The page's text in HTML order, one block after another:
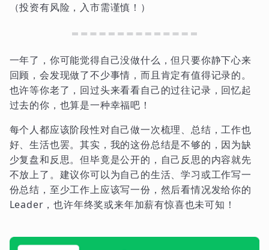
（投资有风险，入市需谨慎！）
一年了，你可能觉得自己没做什么，但只要你静下心来
回顾，会发现做了不少事情，而且肯定有值得记录的。
也许等你老了，回过头来看看自己的过往记录，回忆起
过去的你，也算是一种幸福吧！
每个人都应该阶段性对自己做一次梳理、总结，工作也
好、生活也罢。其实，我的这份总结是不够的，因为缺
少复盘和反思。但毕竟是公开的，自己反思的内容就先
不放上了。建议你可以为自己的生活、学习或工作写一
份总结，至少工作上应该写一份，然后看情况发给你的
Leader，也许年终奖或来年加薪有惊喜也未可知！